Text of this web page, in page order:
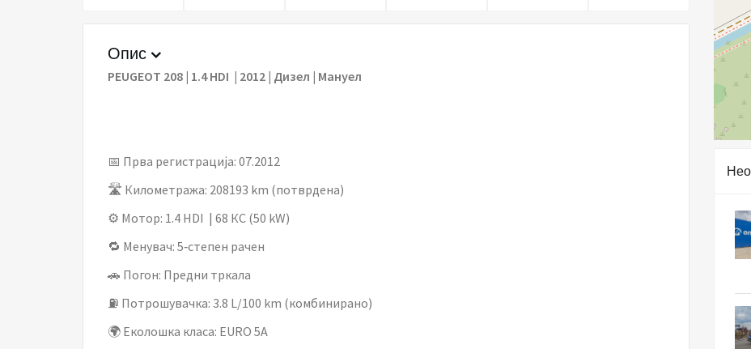
Опис
PEUGEOT 208 | 1.4 HDI | 2012 | Дизел | Мануел
📅 Прва регистрација: 07.2012
🛣 Километража: 208193 km (потврдена)
⚙️ Мотор: 1.4 HDI | 68 КС (50 kW)
🔁 Менувач: 5‑степен рачен
🚗 Погон: Предни тркала
⛽ Потрошувачка: 3.8 L/100 km (комбинирано)
🌍 Еколошка класа: EURO 5A